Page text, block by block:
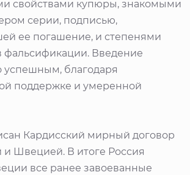
свойствами купюры, знакомыми
серии, подписью,
ее погашение, и степенями
фальсификации. Введение
успешным, благодаря
поддержке и умеренной
Кардисский мирный договор
и Швецией. В итоге Россия
все ранее завоеванные